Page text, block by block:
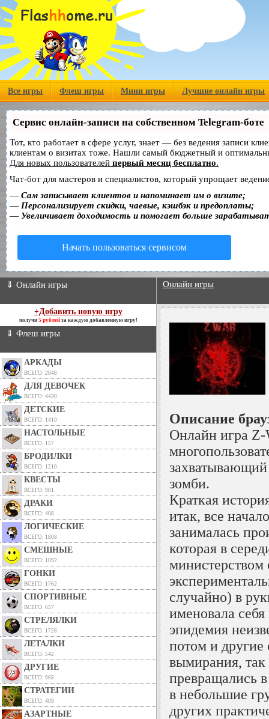
Все игры Флеш игры Мини игры Лучшие онлайн игры
Сервис онлайн-записи на собственном Telegram-боте
Тот, кто работает в сфере услуг, знает — без ведения записи
клиентам о визитах тоже. Нашли самый бюджетный и
Для новых пользователей первый месяц бесплатно.
Чат-бот для мастеров и специалистов, который упрощает
— Сам записывает клиентов и напоминает им о визите;
— Персонализирует скидки, чаевые, кэшбэк и предоплаты;
— Увеличивает доходимость и помогает больше
Начать пользоваться сервисом
⇓ Онлайн игры
+Добавить новую игру
получи 5 рублейза каждую добавленную игру!
⇓ Флеш игры
АРКАДЫ
ВСЕГО: 2048
ДЛЯ ДЕВОЧЕК
ВСЕГО: 4430
ДЕТСКИЕ
ВСЕГО: 1410
НАСТОЛЬНЫЕ
ВСЕГО: 157
БРОДИЛКИ
ВСЕГО: 1210
КВЕСТЫ
ВСЕГО: 901
ДРАКИ
ВСЕГО: 408
ЛОГИЧЕСКИЕ
ВСЕГО: 1808
СМЕШНЫЕ
ВСЕГО: 1092
ГОНКИ
ВСЕГО: 1762
СПОРТИВНЫЕ
ВСЕГО: 657
СТРЕЛЯЛКИ
ВСЕГО: 1728
ЛЕТАЛКИ
ВСЕГО: 542
ДРУГИЕ
ВСЕГО: 968
СТРАТЕГИИ
ВСЕГО: 409
АЗАРТНЫЕ
Онлайн игры
Описание
Онлайн игра Z-
зомби.
Краткая
итак, все
занималась
которая в
случайно) в
именовала
эпидемия
потом и другие
вымирания,
превращались
в небольшие
других